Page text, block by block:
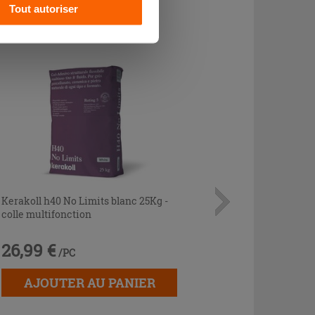
Tout autoriser
Kerakoll h40 No Limits blanc 25Kg -
colle multifonction
26,99 € /PC
AJOUTER AU PANIER